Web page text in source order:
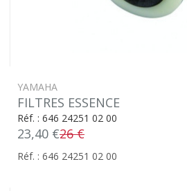
YAMAHA
FILTRES ESSENCE
Réf. : 646 24251 02 00
23,40 €26 €
Réf. : 646 24251 02 00